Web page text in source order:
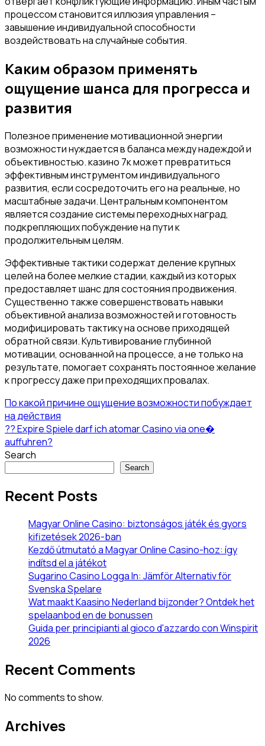
процессом становится иллюзия управления –
завышение индивидуальной способности
воздействовать на случайные события.
Каким образом применять
ощущение шанса для прогресса и
развития
Полезное применение мотивационной энергии
возможности нуждается в баланса между надеждой и
объективностью. казино 7к может превратиться
эффективным инструментом индивидуального
развития, если сосредоточить его на реальные, но
масштабные задачи. Центральным компонентом
является создание системы переходных наград,
подкрепляющих побуждение на пути к
продолжительным целям.
Эффективные тактики содержат деление крупных
целей на более мелкие стадии, каждый из которых
предоставляет шанс для состояния продвижения.
Существенно также совершенствовать навыки
объективной анализа возможностей и готовность
модифицировать тактику на основе приходящей
обратной связи. Культивирование глубинной
мотивации, основанной на процессе, а не только на
результате, помогает сохранять постоянное желание
к прогрессу даже при преходящих провалах.
По какой причине ощущение возможности побуждает
на действия
?? Expire Spiele darf ich atomar Casino via one�
auffuhren?
Search
Search
Recent Posts
Magyar Online Casino: biztonságos játék és gyors
kifizetések 2026-ban
Kezdő útmutató a Magyar Online Casino-hoz: így
indítsd el a játékot
Sugarino Casino Logga In: Jämför Alternativ för
Svenska Spelare
Wat maakt Kaasino Nederland bijzonder? Ontdek het
spelaanbod en de bonussen
Guida per principianti al gioco d'azzardo con Winspirit
2026
Recent Comments
No comments to show.
Archives